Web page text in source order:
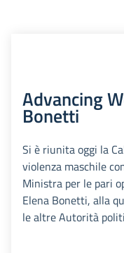
Advancing
Bonetti
Si è riunita oggi la
violenza maschile
Ministra per le pari
Elena Bonetti, alla
le altre Autorità